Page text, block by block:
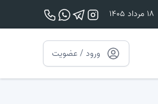
18 مرداد 1405
ورود / عضویت